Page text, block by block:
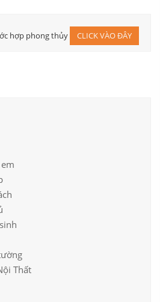
với các chi tiết tinh tế, uyển chuyển
ấm trong thiêt kế phòng bếp
hợp phong thủy CLICK VÀO ĐÂY
Thất